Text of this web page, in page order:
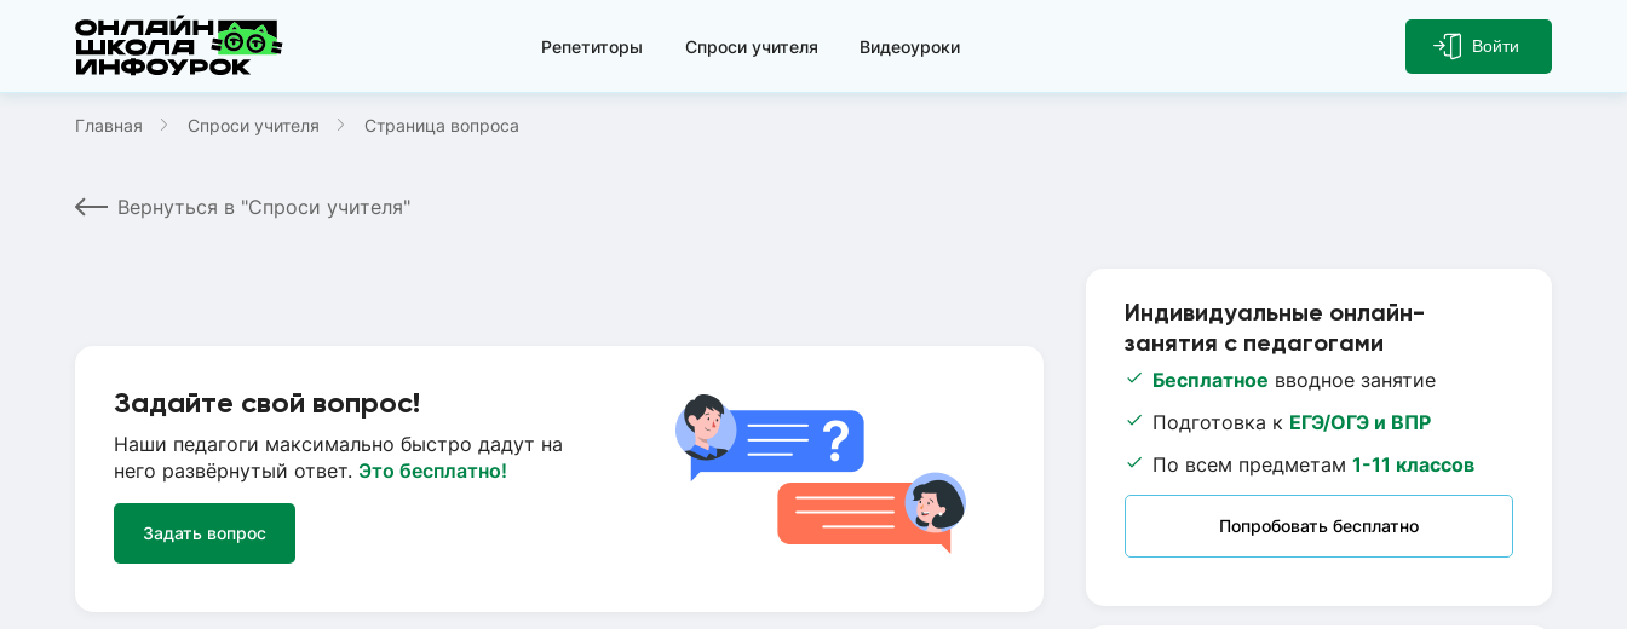
Репетиторы Спроси учителя Видеоуроки Войти
Главная Спроси учителя Страница вопроса
Вернуться в "Спроси учителя"
Индивидуальные онлайн-
занятия с педагогами
Бесплатное вводное занятие
Подготовка к ЕГЭ/ОГЭ и ВПР
По всем предметам 1-11 классов
Попробовать бесплатно
Задайте свой вопрос!
Наши педагоги максимально быстро дадут на
него развёрнутый ответ. Это бесплатно!
Задать вопрос